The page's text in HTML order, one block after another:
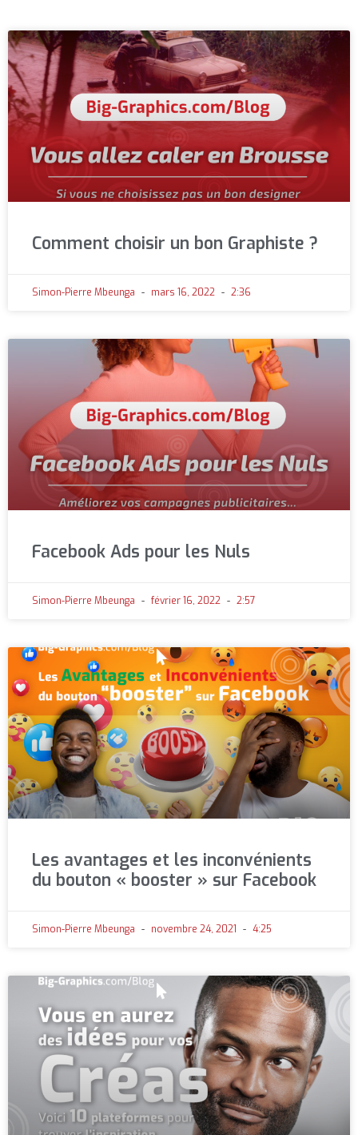
Comment choisir un bon Graphiste ?
Simon-Pierre Mbeunga mars 16, 2022 2:36
Facebook Ads pour les Nuls
Simon-Pierre Mbeunga février 16, 2022 2:57
Les avantages et les inconvénients
du bouton « booster » sur Facebook
Simon-Pierre Mbeunga novembre 24, 2021 4:25